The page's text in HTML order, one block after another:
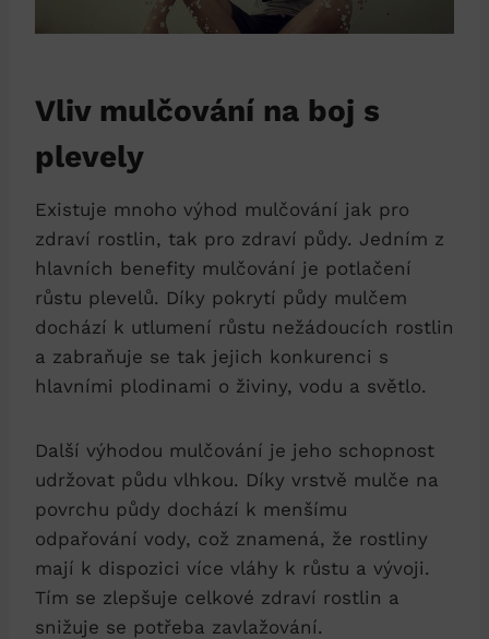
Vliv mulčování na boj s
plevely
Existuje mnoho výhod mulčování jak pro
zdraví rostlin, tak pro zdraví půdy. Jedním z
hlavních benefity mulčování je potlačení
růstu plevelů. Díky pokrytí půdy mulčem
dochází k utlumení růstu nežádoucích rostlin
a zabraňuje se tak jejich konkurenci s
hlavními plodinami o živiny, vodu a světlo.
Další výhodou mulčování je jeho schopnost
udržovat půdu vlhkou. Díky vrstvě mulče na
povrchu půdy dochází k menšímu
odpařování vody, což znamená, že rostliny
mají k dispozici více vláhy k růstu a vývoji.
Tím se zlepšuje celkové zdraví rostlin a
snižuje se potřeba zavlažování.